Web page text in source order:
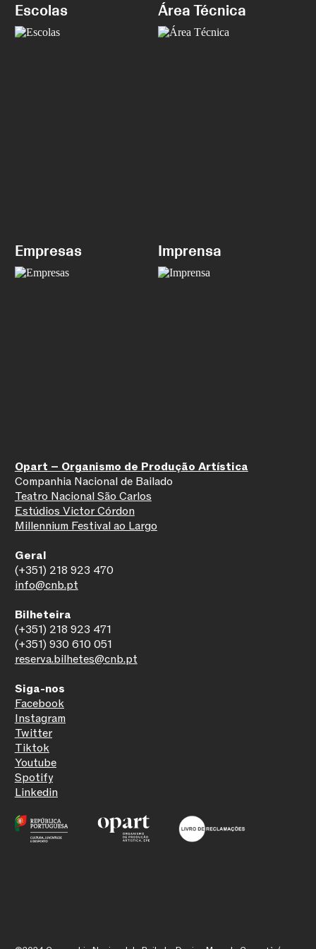
Escolas Área Técnica
Empresas Imprensa
Opart – Organismo de Produção Artística
Companhia Nacional de Bailado
Teatro Nacional São Carlos
Estúdios Victor Córdon
Millennium Festival ao Largo
Siga-nos
Facebook
Instagram
Twitter
Tiktok
Youtube
Spotify
Linkedin
Geral
(+351) 218 923 470
info@cnb.pt
Bilheteira
(+351) 218 923 471
(+351) 930 610 051
reserva.bilhetes@cnb.pt